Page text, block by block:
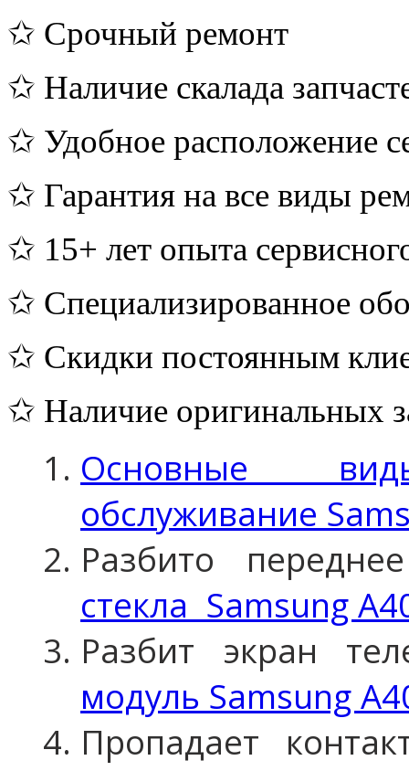
✩ Срочный ремонт
✩ Наличие скалада
✩ Удобное расположение
✩ Гарантия на все виды
✩ 15+ лет опыта
✩ Специализированное
✩ Скидки постоянным
✩ Наличие оригинальных
Основные
обслуживание
Разбито
стекла Samsung
Разбит экран
модуль Samsung
Пропадает